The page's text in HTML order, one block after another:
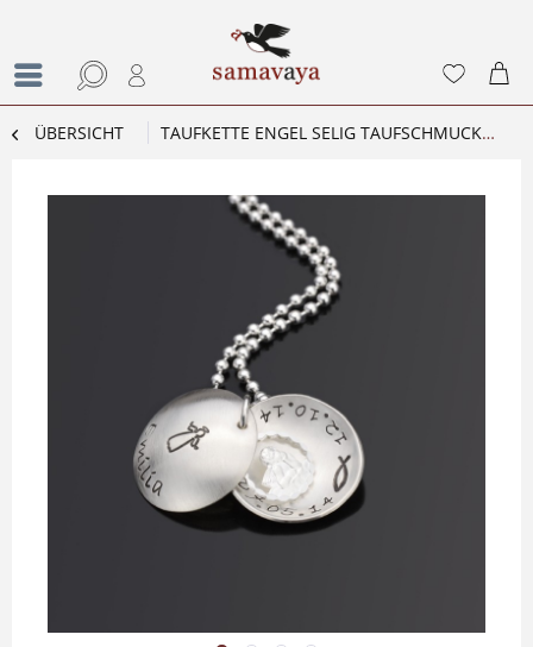
ÜBERSICHT TAUFKETTE ENGEL SELIG TAUFSCHMUCK MIT GRAVUR TAUFE